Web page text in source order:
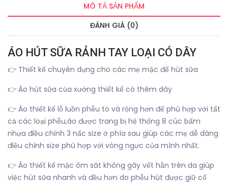
MÔ TẢ SẢN PHẨM
ĐÁNH GIÁ (0)
ÁO HÚT SỮA RẢNH TAY LOẠI CÓ DÂY
👉 Thiết kế chuyên dụng cho các mẹ mặc để hút sữa
👉 Áo hút sữa của xưởng thiết kế có thêm dây
👉 Áo thiết kế lỗ luồn phễu to và rộng hơn để phù hợp với tất
cả các loại phễu,áo được trang bị hệ thống 8 cúc bấm
nhựa điều chỉnh 3 nấc size ở phía sau giúp các mẹ dễ dàng
điều chỉnh size phù hợp với vòng ngực của mình nhất.
👉 Áo thiết kế mặc ôm sát không gây vết hằn trên da giúp
việc hút sữa nhanh và đều hơn do phễu hút được giữ cố